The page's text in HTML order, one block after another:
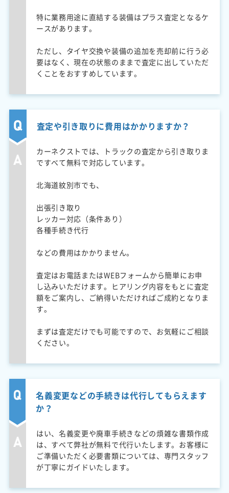
特に業務用途に直結する装備はプラス査定となるケ
ースがあります。
ただし、タイヤ交換や装備の追加を売却前に行う必
要はなく、現在の状態のままで査定に出していただ
くことをおすすめしています。
査定や引き取りに費用はかかりますか？
カーネクストでは、トラックの査定から引き取りま
ですべて無料で対応しています。
北海道紋別市でも、
出張引き取り
レッカー対応（条件あり）
各種手続き代行
などの費用はかかりません。
査定はお電話またはWEBフォームから簡単にお申
し込みいただけます。ヒアリング内容をもとに査定
額をご案内し、ご納得いただければご成約となりま
す。
まずは査定だけでも可能ですので、お気軽にご相談
ください。
名義変更などの手続きは代行してもらえます
か？
はい、名義変更や廃車手続きなどの煩雑な書類作成
は、すべて弊社が無料で代行いたします。お客様に
ご準備いただく必要書類については、専門スタッフ
が丁寧にガイドいたします。